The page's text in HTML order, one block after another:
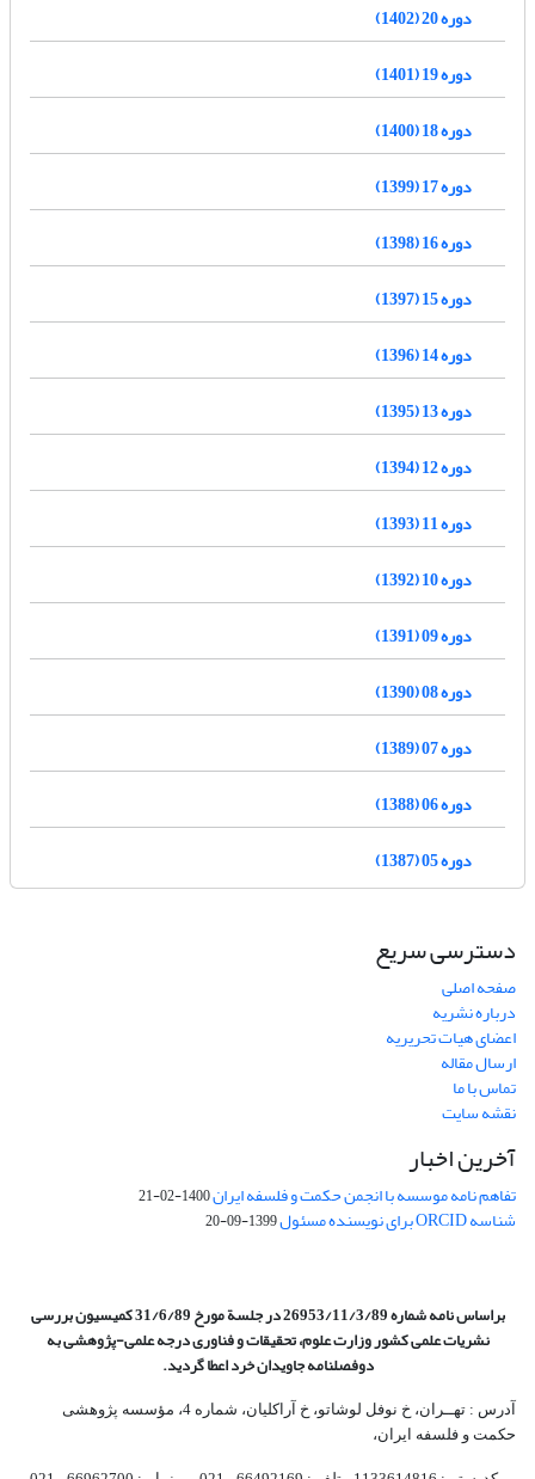
دوره 20 (1402)
دوره 19 (1401)
دوره 18 (1400)
دوره 17 (1399)
دوره 16 (1398)
دوره 15 (1397)
دوره 14 (1396)
دوره 13 (1395)
دوره 12 (1394)
دوره 11 (1393)
دوره 10 (1392)
دوره 09 (1391)
دوره 08 (1390)
دوره 07 (1389)
دوره 06 (1388)
دوره 05 (1387)
دسترسی سریع
صفحه اصلی
درباره نشریه
اعضای هیات تحریریه
ارسال مقاله
تماس با ما
نقشه سایت
آخرین اخبار
تفاهم نامه موسسه با انجمن حکمت و فلسفه ایران1400-02-21
شناسه ORCID برای نویسنده مسئول 1399-09-20
براساس نامه شماره 26953/11/3/89 در جلسة مورخ 31/6/89 کمیسیون
بررسی
نشریات علمی کشور وزارت علوم، تحقیقات و فناوری درجه علمی‌-پژوهشیبه
دوفصلنامه جاویدان خرد اعطا گردید.
آدرس : تهــران، خ نوفل لوشاتو، خ آراکلیان، شماره 4،‌ مؤسسه پژوهشی
حکمت و فلسفه ایران،‌